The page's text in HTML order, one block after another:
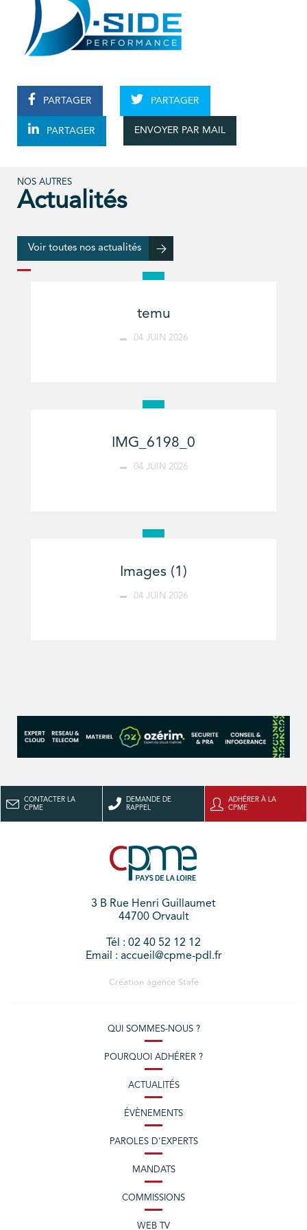
PARTAGER PARTAGER
PARTAGER ENVOYER PAR MAIL
NOS AUTRES
Actualités
Voir toutes nos actualités
temu
04 JUIN 2026
IMG_6198_0
04 JUIN 2026
Images (1)
04 JUIN 2026
CONTACTER LA
CPME
DEMANDE DE
RAPPEL
ADHÉRER À LA
CPME
3 B Rue Henri Guillaumet
44700 Orvault
Tél : 02 40 52 12 12
Email : accueil@cpme-pdl.fr
Création agence Stafe
QUI SOMMES-NOUS ?
POURQUOI ADHÉRER ?
ACTUALITÉS
ÉVÈNEMENTS
PAROLES D’EXPERTS
MANDATS
COMMISSIONS
WEB TV